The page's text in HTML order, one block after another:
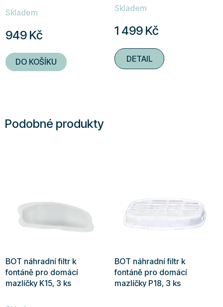
Skladem
949 Kč
DO KOŠÍKU
hodnocení
je
5,0
z
Skladem
1 499 Kč
DETAIL
Podobné produkty
BOT náhradní filtr k
fontáně pro domácí
mazlíčky K15, 3 ks
BOT náhradní filtr k
fontáně pro domácí
mazlíčky P18, 3 ks